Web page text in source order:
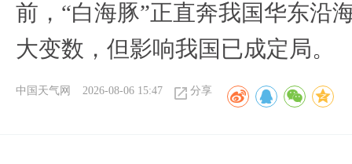
前，“白海豚”正直奔我国华东沿
大变数，但影响我国已成定局。
中国天气网 2026-08-06 15:47 分享